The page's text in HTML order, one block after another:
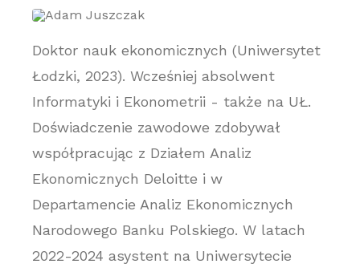
Doktor nauk ekonomicznych (Uniwersytet
Łodzki, 2023). Wcześniej absolwent
Informatyki i Ekonometrii - także na UŁ.
Doświadczenie zawodowe zdobywał
współpracując z Działem Analiz
Ekonomicznych Deloitte i w
Departamencie Analiz Ekonomicznych
Narodowego Banku Polskiego. W latach
2022-2024 asystent na Uniwersytecie